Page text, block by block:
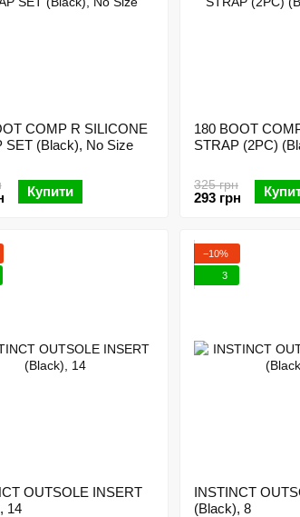
COMP R SILICONE
SET (Black), No Size
Купити
180 BOOT
STRAP (2PC)
325 грн
293 грн
OUTSOLE INSERT
14
−10%
3
INSTINCT
(Black), 8